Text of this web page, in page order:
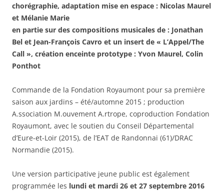
chorégraphie, adaptation mise en espace : Nicolas Maurel
et Mélanie Marie
en partie sur des compositions musicales de : Jonathan
Bel et Jean-François Cavro et un insert de « L’Appel/The
Call », création enceinte prototype : Yvon Maurel, Colin
Ponthot
Commande de la Fondation Royaumont pour sa première
saison aux jardins – été/automne 2015 ; production
A.ssociation M.ouvement A.rtrope, coproduction Fondation
Royaumont, avec le soutien du Conseil Départemental
d’Eure-et-Loir (2015), de l’EAT de Randonnai (61)/DRAC
Normandie (2015).
Une version participative jeune public est également
programmée les lundi et mardi 26 et 27 septembre 2016